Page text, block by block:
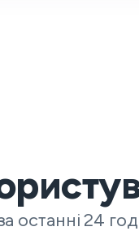
останні 24